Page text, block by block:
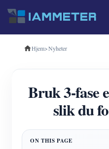
Produkter
Trefase Wi-Fi
Trefase Wi-Fi
Trefase Wi-Fi
Hjem>Nyheter
Bruk 3-fase
slik du